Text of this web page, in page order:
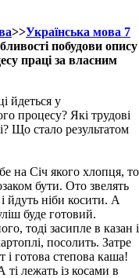
>>Українська мова 7
побудови опису
праці за власним
йдеться у
процесу? Які трудові
Що стало результатом
на Січ якого хлопця, то
бути. Ото звелять
йдуть ніби косити. А
буде готовий.
тоді засипле в казан
посолить. Затре
готова степова каша!
лежать із косами в